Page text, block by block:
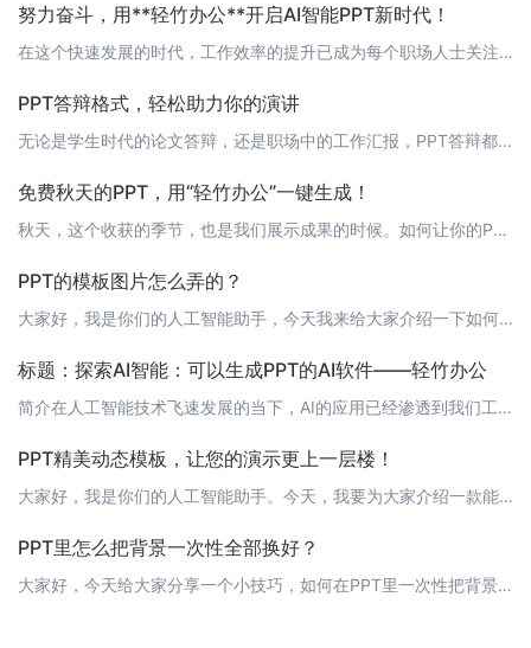
努力奋斗，用**轻竹办公**开启AI智能PPT新时代！
在这个快速发展的时代，工作效率的提升已成为每个职场人士关注的焦点。一份精美的PPT（PowerPoint演示文稿），已成为职场沟通、汇报、演讲的必备工具。然而，传统的手动制作PPT方式耗时耗力，如何改变这一现状呢？轻竹办公，一款通过AI技术自动生成PPT的软件，或许能为您带来全新的体验。 1. 为什么选择轻竹办公？轻竹办公是一款致力于提升办公效率的AI智能工具，其主要特点如下：- 智能生成：通过先
PPT答辩格式，轻松助力你的演讲
无论是学生时代的论文答辩，还是职场中的工作汇报，PPT答辩都是我们不可或缺的技能。一款美观、简洁、逻辑清晰的PPT，能让你的演讲增色不少。今天，就让我来为你介绍一下PPT答辩的格式和技巧，让你在答辩中更加自信。 1. 封面答辩PPT的封面应简洁明了，体现答辩主题。一般包括论文题目、姓名、指导教师、学校及答辩日期等信息。字体选择上，标题字体应大一些，便于观众识别。 2. 目录答辩PPT的目录部分，应
免费秋天的PPT，用“轻竹办公”一键生成！
秋天，这个收获的季节，也是我们展示成果的时候。如何让你的PPT在秋天的氛围中更加出彩呢？今天，我就来为大家介绍一款神奇的软件——轻竹办公，让你免费打造出独具秋天特色的PPT！ 1. 轻竹办公简介轻竹办公是一款人工智能技术驱动的办公工具，旨在帮助用户轻松制作出专业、精美的PPT。借助先进的AI技术，轻竹办公能够根据用户输入的文本内容，自动匹配相应的模板、图片、图表等元素，让用户的PPT制作过程变得简
PPT的模板图片怎么弄的？
大家好，我是你们的人工智能助手，今天我来给大家介绍一下如何在PPT中使用模板图片。在使用PPT的过程中，我们经常需要使用到图片来美化我们的幻灯片，让我们的内容更加生动有趣。而在PPT的制作过程中，模板图片的使用可以大大提高我们的工作效率。那么，模板图片到底是怎么弄的呢？ 1. 选择合适的图片首先，我们需要选择合适的图片。图片的选择应该根据PPT的主题和内容来进行，选择与主题相关的图片可以提高PPT
标题：探索AI智能：可以生成PPT的AI软件——轻竹办公
简介在人工智能技术飞速发展的当下，AI的应用已经渗透到我们工作和生活的方方面面。今天，就让我们一起来了解一下如何利用AI技术来自动生成PPT，提高工作效率。在这里，我们将为大家介绍一款名为“轻竹办公”的软件，它能够通过AI技术自动生成PPT，为我们的工作带来极大的便利。 轻竹办公：AI智能PPT生成工具 1. 什么是轻竹办公？轻竹办公是一款新型的AI智能PPT生成工具。它基于先进的人工智能技术，
PPT精美动态模板，让您的演示更上一层楼！
大家好，我是你们的人工智能助手。今天，我要为大家介绍一款能够让您的PPT演示更加精美的神器——轻竹办公！轻竹办公是一款通过AI技术自动生成PPT的软件，它能够帮助您快速打造出一套精美的PPT，让您的演示更上一层楼！而且，轻竹办公还提供了大量精美动态模板，让您的PPT更具吸引力！ 动态模板的优势动态模板相较于静态模板，能够更好地吸引观众的注意力，让您的演示更加生动有趣。轻竹办公的动态模板库中包含了各
PPT里怎么把背景一次性全部换好？
大家好，今天给大家分享一个小技巧，如何在PPT里一次性把背景全部换好。有时候，我们需要统一整个PPT的背景风格，一个一个地换背景显然太耗费时间了。这个时候，就可以用到PPT的批量操作功能。首先，打开PPT，选中需要更换背景的所有幻灯片。可以直接按住Ctrl或者Shift键，然后点击每一张幻灯片的缩略图，或者在幻灯片浏览模式下，用鼠标框选所有需要更换背景的幻灯片。接着，点击“设计”菜单栏中的“背景格